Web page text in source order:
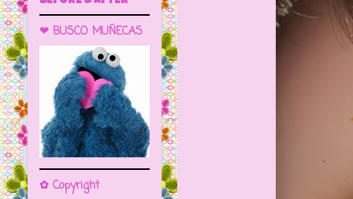
❤ BUSCO MUÑECAS
✿ Copyright